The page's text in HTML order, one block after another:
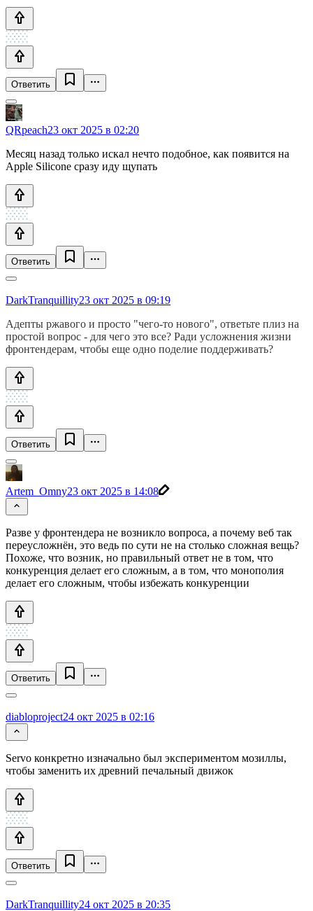
Ответить
QRpeach23 окт 2025 в 02:20
Месяц назад только искал нечто подобное, как появится на
Apple Silicone сразу иду щупать
Ответить
DarkTranquillity23 окт 2025 в 09:19
Адепты ржавого и просто "чего-то нового", ответьте плиз на
простой вопрос - для чего это все? Ради усложнения жизни
фронтендерам, чтобы еще одно поделие поддерживать?
Ответить
Artem_Omny23 окт 2025 в 14:08
Разве у фронтендера не возникло вопроса, а почему веб так
переусложнён, это ведь по сути не на столько сложная вещь?
Похоже, что возник, но правильный ответ не в том, что
конкуренция делает его сложным, а в том, что монополия
делает его сложным, чтобы избежать конкуренции
Ответить
diabloproject24 окт 2025 в 02:16
Servo конкретно изначально был экспериментом мозиллы,
чтобы заменить их древний печальный движок
Ответить
DarkTranquillity24 окт 2025 в 20:35